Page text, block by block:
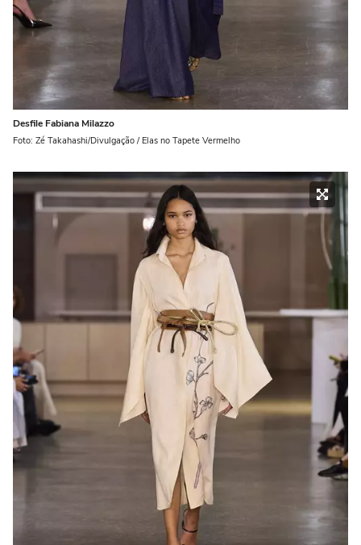
Desfile Fabiana Milazzo
Foto: Zé Takahashi/Divulgação / Elas no Tapete Vermelho